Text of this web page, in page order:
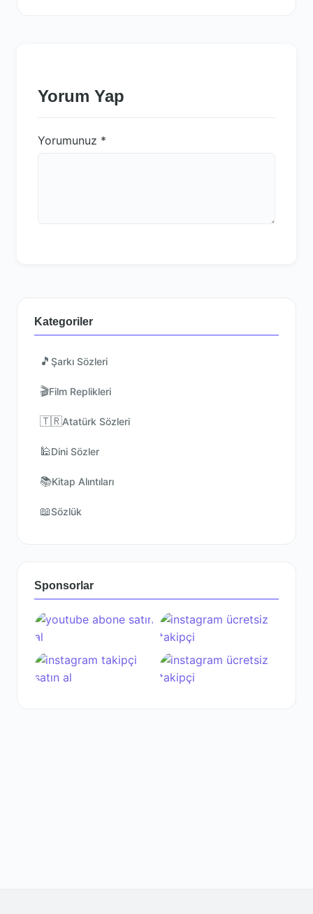
Yorum Yap
Yorumunuz *
Kategoriler
🎵 Şarkı Sözleri
🎬Film Replikleri
🇹🇷Atatürk Sözleri
🕌Dini Sözler
📚Kitap Alıntıları
📖Sözlük
Sponsorlar